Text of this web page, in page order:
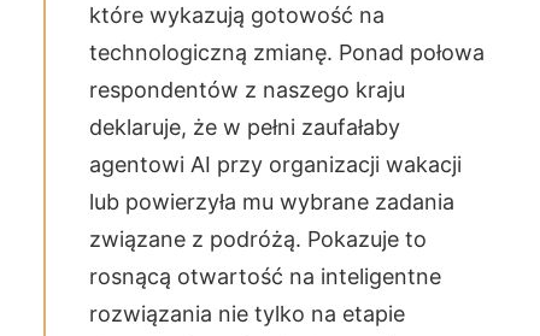
które wykazują gotowość na
technologiczną zmianę. Ponad połowa
respondentów z naszego kraju
deklaruje, że w pełni zaufałaby
agentowi AI przy organizacji wakacji
lub powierzyła mu wybrane zadania
związane z podróżą. Pokazuje to
rosnącą otwartość na inteligentne
rozwiązania nie tylko na etapie